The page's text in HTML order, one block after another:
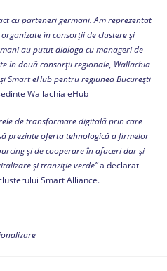
cu parteneri germani. Am reprezentat
în consorții de clustere şi
au putut dialoga cu manageri de
în două consorții regionale, Wallachia
Smart eHub pentru regiunea București
Wallachia eHub
de transformare digitală prin care
prezinte oferta tehnologică a firmelor
şi de cooperare în afaceri dar şi
şi tranziție verde”a declarat
Smart Alliance.